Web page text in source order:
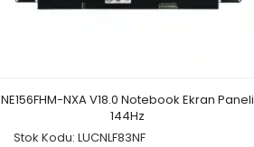
NE156FHM-NXA V18.0 Notebook Ekran Paneli
144Hz
Stok Kodu: LUCNLF83NF